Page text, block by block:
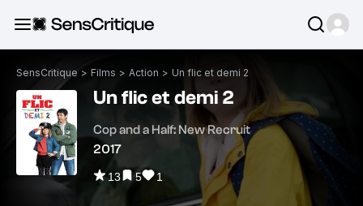
SensCritique > Films > Action > Un flic et demi 2
Un flic et demi 2
Cop and a Half: New Recruit
2017
13 5 1